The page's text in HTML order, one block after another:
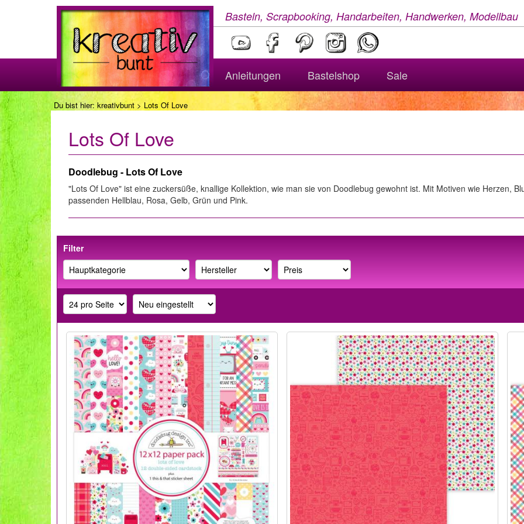
Basteln, Scrapbooking, Handarbeiten, Handwerken, Modellbau
Anleitungen Bastelshop Sale
Du bist hier: kreativbunt > Lots Of Love
Lots Of Love
Doodlebug - Lots Of Love
"Lots Of Love" ist eine zuckersüße, knallige Kollektion, wie man sie von Doodlebug gewohnt ist. Mit Motiven wie Herzen,
passenden Hellblau, Rosa, Gelb, Grün und Pink.
Filter